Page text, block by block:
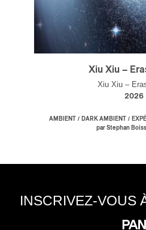
Xiu Xiu –
Xiu Xiu –
2026
AMBIENT / DARK AMBIENT /
par Stephan
INSCRIVEZ-VOUS